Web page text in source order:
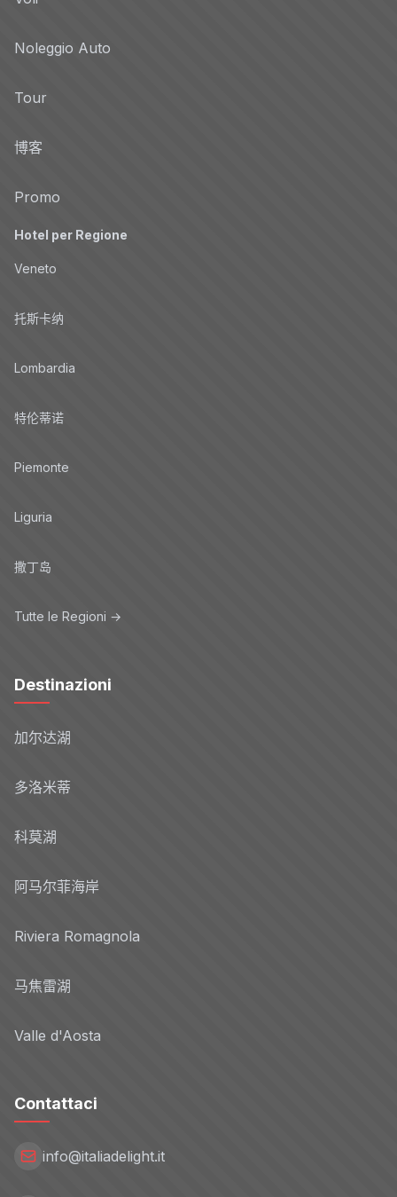
Noleggio Auto
Tour
博客
Promo
Hotel per Regione
Veneto
托斯卡纳
Lombardia
特伦蒂诺
Piemonte
Liguria
撒丁岛
Tutte le Regioni →
Destinazioni
加尔达湖
多洛米蒂
科莫湖
阿马尔菲海岸
Riviera Romagnola
马焦雷湖
Valle d'Aosta
Contattaci
info@italiadelight.it